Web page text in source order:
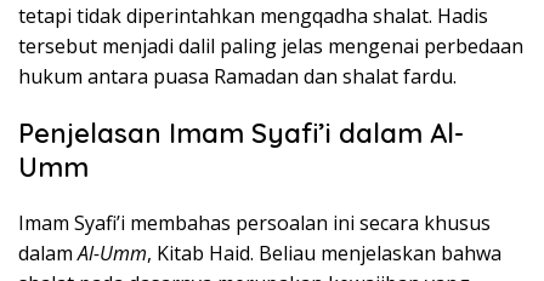
tetapi tidak diperintahkan mengqadha shalat. Hadis
tersebut menjadi dalil paling jelas mengenai perbedaan
hukum antara puasa Ramadan dan shalat fardu.
Penjelasan Imam Syafi’i dalam Al-
Umm
Imam Syafi’i membahas persoalan ini secara khusus
dalamAl-Umm, Kitab Haid. Beliau menjelaskan bahwa